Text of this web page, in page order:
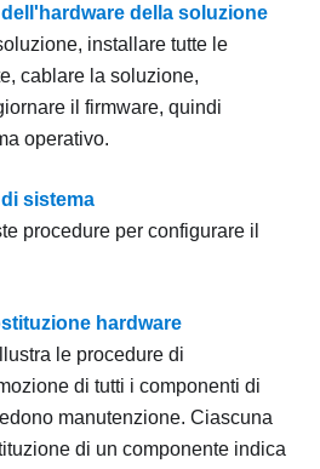
della soluzione
installare tutte le
cablare la soluzione,
il firmware, quindi
operativo.
sistema
procedure per configurare il
hardware
le procedure di
di tutti i componenti di
manutenzione. Ciascuna
di un componente indica